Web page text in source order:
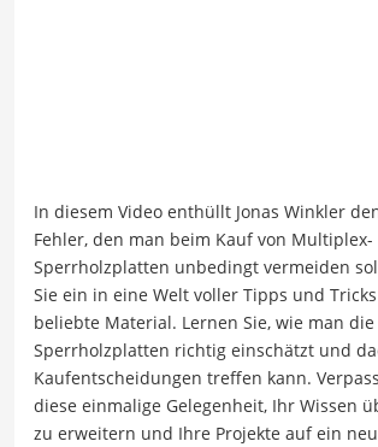
In diesem Video enthüllt Jonas Winkler
Fehler, den man beim Kauf von Multiplex-
Sperrholzplatten unbedingt vermeiden
Sie ein in eine Welt voller Tipps und
beliebte Material. Lernen Sie, wie man
Sperrholzplatten richtig einschätzt und
Kaufentscheidungen treffen kann.
diese einmalige Gelegenheit, Ihr Wissen
zu erweitern und Ihre Projekte auf ein